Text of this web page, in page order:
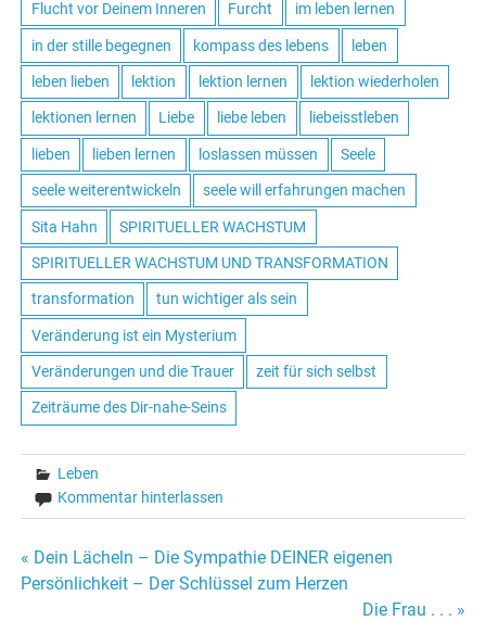
Flucht vor Deinem Inneren Furcht im leben lernen
in der stille begegnen kompass des lebens leben
leben lieben lektion lektion lernen lektion wiederholen
lektionen lernen Liebe liebe leben liebeisstleben
lieben lieben lernen loslassen müssen Seele
seele weiterentwickeln seele will erfahrungen machen
Sita Hahn SPIRITUELLER WACHSTUM
SPIRITUELLER WACHSTUM UND TRANSFORMATION
transformation tun wichtiger als sein
Veränderung ist ein Mysterium
Veränderungen und die Trauer zeit für sich selbst
Zeiträume des Dir-nahe-Seins
Leben
Kommentar hinterlassen
Beitrags-
« Dein Lächeln – Die Sympathie DEINER eigenen
Persönlichkeit – Der Schlüssel zum Herzen
Die Frau . . . »